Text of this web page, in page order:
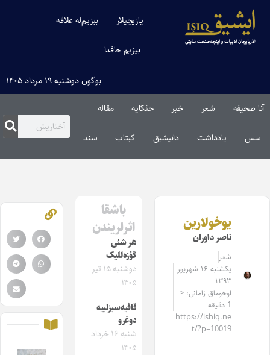
یازیچیلار بیزیم‌له علاقه
بیزیم حاقدا
بوگون دوشنبه ۱۹ مرداد ۱۴۰۵
آنا صحیفه شعر خبر حئکایه مقاله‌
سس یادداشت دانیشیق کیتاب سند
یوخولارین
ناصر داوران
شعر
یکشنبه ۱۶ شهریور
۱۳۹۳
اوخوماق زامانی: <
1 دقیقه
https://ishiq.ne
t/?p=10019
باشقا
اثرلریندن
هر شئی
گؤزه‌للیک
دوشنبه ۱۵ تیر
۱۴۰۵
قافیه‌سیزلییه
دوغرو
شنبه ۱۶ خرداد
۱۴۰۵